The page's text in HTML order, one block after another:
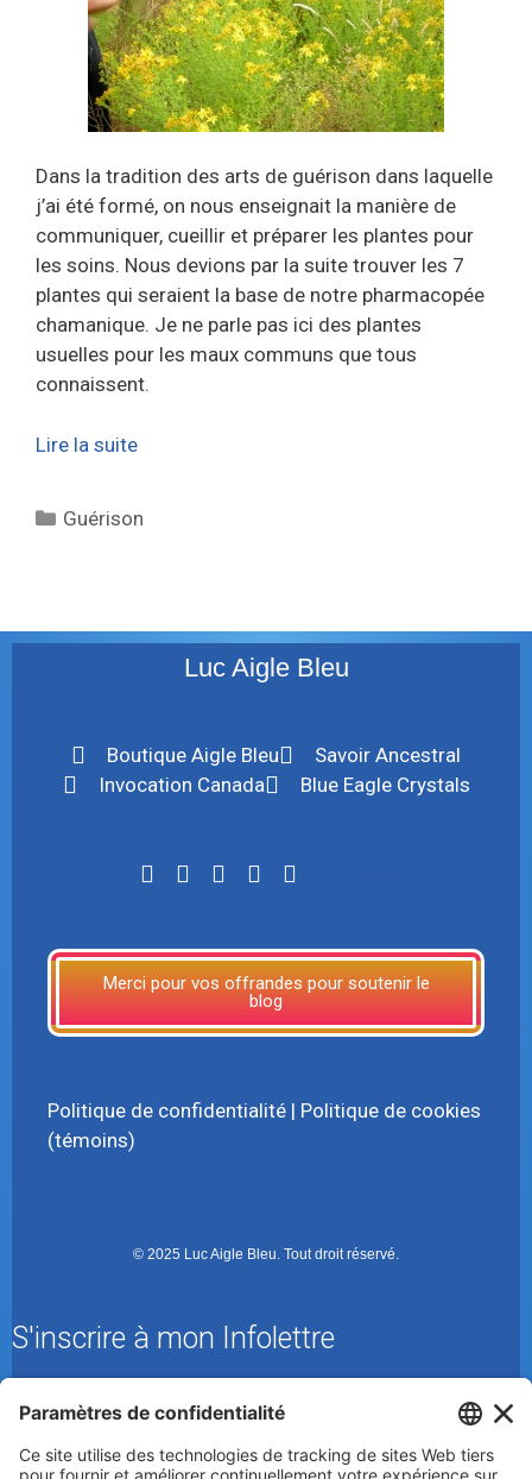
Dans la tradition des arts de guérison dans laquelle
j’ai été formé, on nous enseignait la manière de
communiquer, cueillir et préparer les plantes pour
les soins. Nous devions par la suite trouver les 7
plantes qui seraient la base de notre pharmacopée
chamanique. Je ne parle pas ici des plantes
usuelles pour les maux communs que tous
connaissent.
Lire la suite
Guérison
Luc Aigle Bleu
Boutique Aigle Bleu
Savoir Ancestral
Invocation Canada
Blue Eagle Crystals
Merci pour vos offrandes pour soutenir le
blog
Politique de confidentialité | Politique de cookies
(témoins)
© 2025 Luc Aigle Bleu. Tout droit réservé.
S'inscrire à mon Infolettre